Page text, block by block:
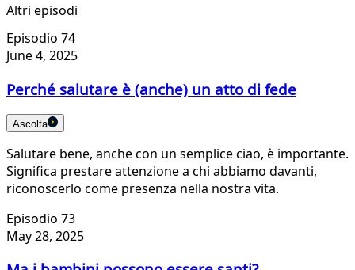
Altri episodi
Episodio 74
June 4, 2025
Perché salutare è (anche) un atto di fede
Ascolta
Salutare bene, anche con un semplice ciao, è importante.
Significa prestare attenzione a chi abbiamo davanti,
riconoscerlo come presenza nella nostra vita.
Episodio 73
May 28, 2025